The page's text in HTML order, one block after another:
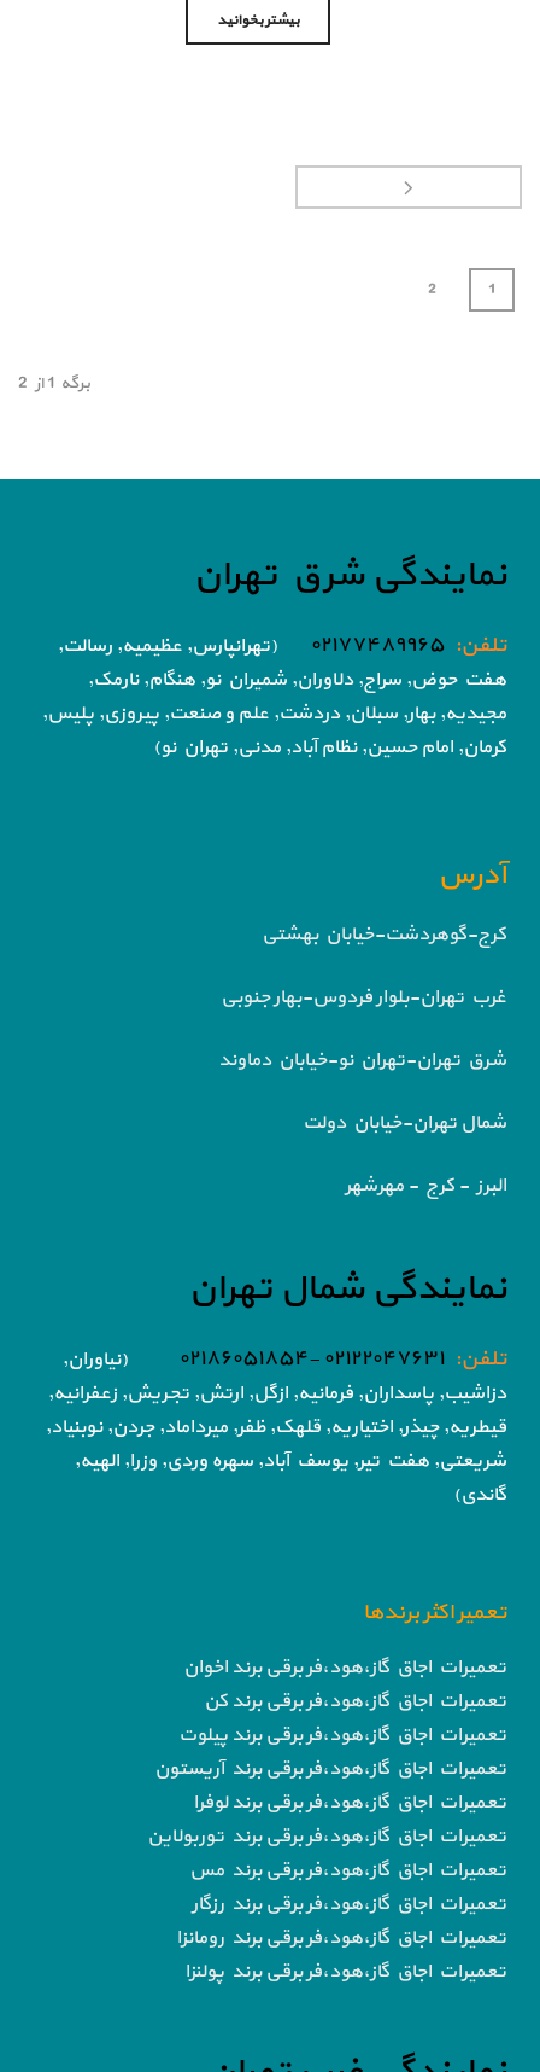
بیشتر بخوانید
1
2
برگه 1از 2
نمایندگی شرق تهران
تلفن: ۰۲۱۷۷۴۸۹۹۶۵
(تهرانپارس, عظیمیه, رسالت,
هفت حوض, سراج, دلاوران, شمیران نو, هنگام, نارمک,
مجیدیه, بهار, سبلان, دردشت, علم و صنعت, پیروزی, پلیس,
کرمان, امام حسین, نظام آباد, مدنی, تهران نو)
آدرس
کرج-گوهردشت-خیابان بهشتی
غرب تهران-بلوار فردوس-بهار جنوبی
شرق تهران-تهران نو-خیابان دماوند
شمال تهران-خیابان دولت
البرز - کرج - مهرشهر
نمایندگی شمال تهران
تلفن: ۰۲۱۲۲۰۴۷۶۳۱ -۰۲۱۸۶۰۵۱۸۵۴
(نیاوران,
دزاشیب, پاسداران, فرمانیه, ازگل, ارتش, تجریش, زعفرانیه,
قیطریه, چیذر, اختیاریه, قلهک, ظفر, میرداماد, جردن, نوبنیاد,
شریعتی, هفت تیر, یوسف آباد, سهره وردی, وزرا, الهیه,
گاندی)
تعمیر اکثر برندها
تعمیرات اجاق گاز،هود،فر برقی برند اخوان
تعمیرات اجاق گاز،هود،فر برقی برند کن
تعمیرات اجاق گاز،هود،فر برقی برند پیلوت
تعمیرات اجاق گاز،هود،فر برقی برند آریستون
تعمیرات اجاق گاز،هود،فر برقی برند لوفرا
تعمیرات اجاق گاز،هود،فر برقی برند توربولاین
تعمیرات اجاق گاز،هود،فر برقی برند مس
تعمیرات اجاق گاز،هود،فر برقی برند رزگار
تعمیرات اجاق گاز،هود،فر برقی برند رومانزا
تعمیرات اجاق گاز،هود،فر برقی برند پولنزا